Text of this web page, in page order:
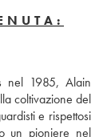
nel 1985, Alain
coltivazione del
e rispettosi
un pioniere nel